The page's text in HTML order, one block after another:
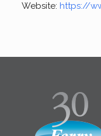
Website: https://